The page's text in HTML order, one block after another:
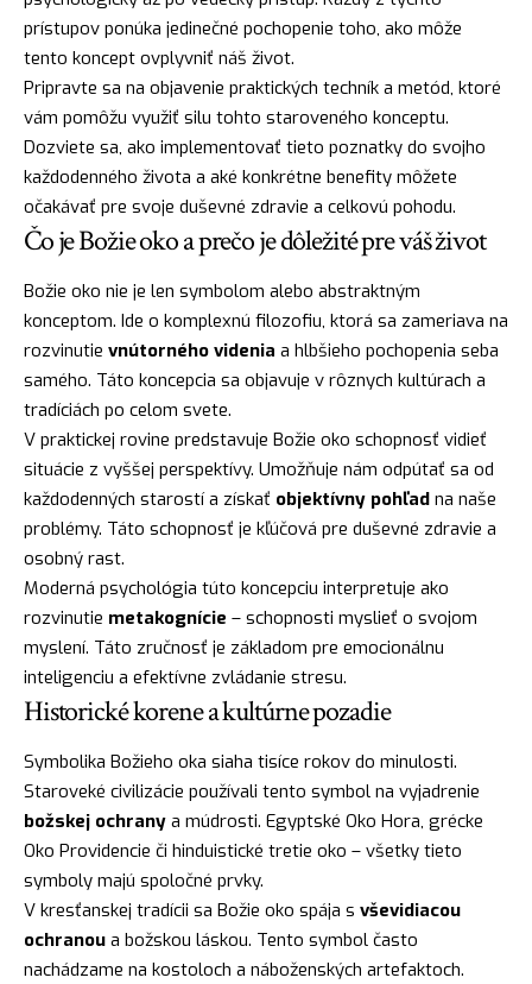
prístupov ponúka jedinečné pochopenie toho, ako môže
tento koncept ovplyvniť náš život.
Pripravte sa na objavenie praktických techník a metód, ktoré
vám pomôžu využiť silu tohto staroveného konceptu.
Dozviete sa, ako implementovať tieto poznatky do svojho
každodenného života a aké konkrétne benefity môžete
očakávať pre svoje duševné zdravie a celkovú pohodu.
Čo je Božie oko a prečo je dôležité pre váš život
Božie oko nie je len symbolom alebo abstraktným
konceptom. Ide o komplexnú filozofiu, ktorá sa zameriava na
rozvinutie vnútorného videnia a hlbšieho pochopenia seba
samého. Táto koncepcia sa objavuje v rôznych kultúrach a
tradíciách po celom svete.
V praktickej rovine predstavuje Božie oko schopnosť vidieť
situácie z vyššej perspektívy. Umožňuje nám odpútať sa od
každodenných starostí a získať objektívny pohľad na naše
problémy. Táto schopnosť je kľúčová pre duševné zdravie a
osobný rast.
Moderná psychológia túto koncepciu interpretuje ako
rozvinutie metakognície – schopnosti myslieť o svojom
myslení. Táto zručnosť je základom pre emocionálnu
inteligenciu a efektívne zvládanie stresu.
Historické korene a kultúrne pozadie
Symbolika Božieho oka siaha tisíce rokov do minulosti.
Staroveké civilizácie používali tento symbol na vyjadrenie
božskej ochrany a múdrosti. Egyptské Oko Hora, grécke
Oko Providencie či hinduistické tretie oko – všetky tieto
symboly majú spoločné prvky.
V kresťanskej tradícii sa Božie oko spája s vševidiacou
ochranou a božskou láskou. Tento symbol často
nachádzame na kostoloch a náboženských artefaktoch.